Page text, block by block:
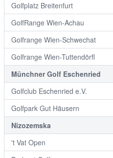
Golfplatz Breitenfurt
GolfRange Wien-Achau
Golfrange Wien-Schwechat
Golfrange Wien-Tuttendörfl
Münchner Golf Eschenried
Golfclub Eschenried e.V.
Golfpark Gut Häusern
Nizozemska
't Vat Open